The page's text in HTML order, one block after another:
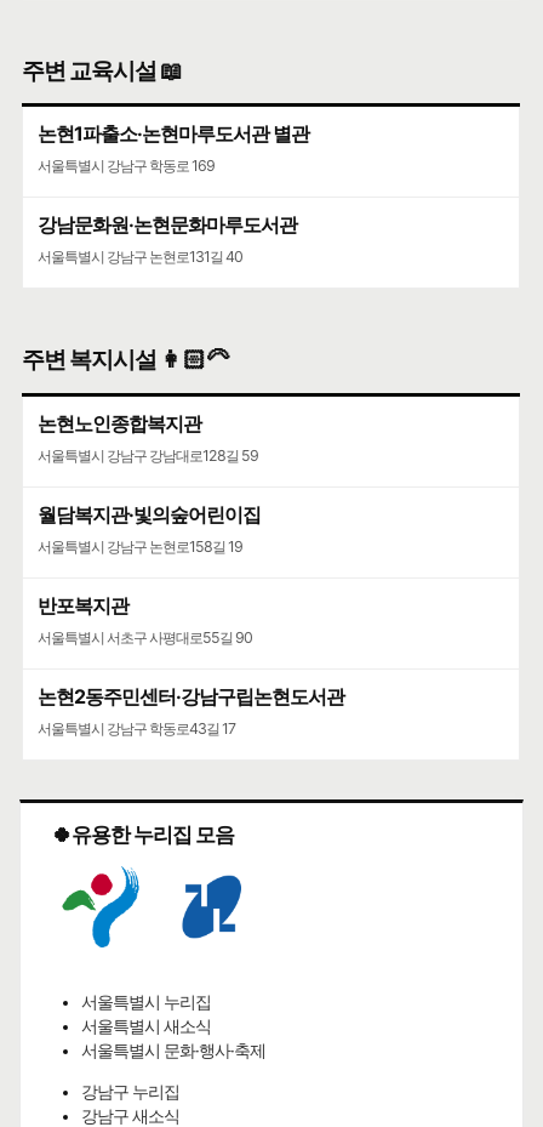
주변 교육시설 📖
논현1파출소·논현마루도서관 별관
서울특별시 강남구 학동로 169
강남문화원·논현문화마루도서관
서울특별시 강남구 논현로131길 40
주변 복지시설 👩🏻‍🦳
논현노인종합복지관
서울특별시 강남구 강남대로128길 59
월담복지관·빛의숲어린이집
서울특별시 강남구 논현로158길 19
반포복지관
서울특별시 서초구 사평대로55길 90
논현2동주민센터·강남구립논현도서관
서울특별시 강남구 학동로43길 17
🍀유용한 누리집 모음
서울특별시 누리집
서울특별시 새소식
서울특별시 문화·행사·축제
강남구 누리집
강남구 새소식